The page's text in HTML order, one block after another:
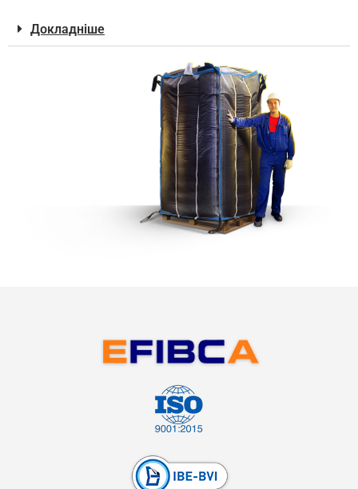
Докладніше